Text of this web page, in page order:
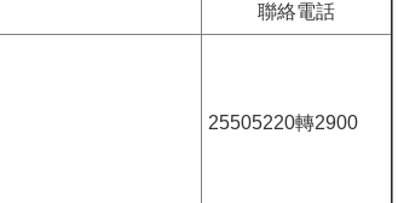
聯絡電話
25505220轉2900